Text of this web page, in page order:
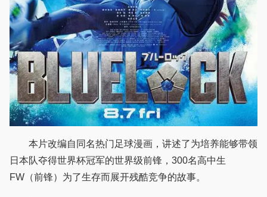
本片改编自同名热门足球漫画，讲述了为培养能够带领
日本队夺得世界杯冠军的世界级前锋，300名高中生
FW（前锋）为了生存而展开残酷竞争的故事。